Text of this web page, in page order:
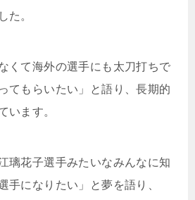
た。
くて海外の選手にも太刀打ちで
てもらいたい」と語り、長期的
います。
璃花子選手みたいなみんなに知
手になりたい」と夢を語り、